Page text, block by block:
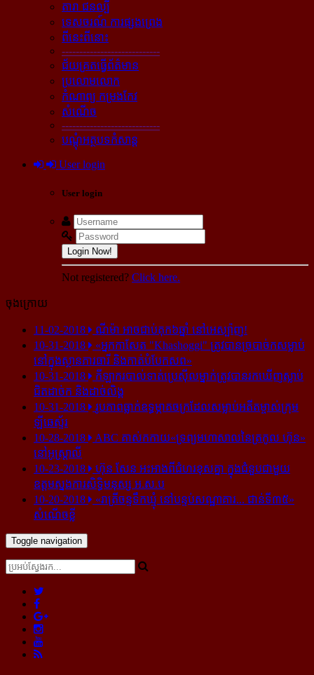
តារា ជនល្បី
ទេសចរណ៍ ការផ្សងព្រេង
ពីនេះពីនោះ
----------------------------
ជ័យគ្រតធ្វើព័ត៌មាន
ប្រលោមលោក
កំណាព្យ កម្រងកែវ
សំណើច
----------------------------
បណ្ដុំអត្ថបទកំសាន្ដ
User login
User login
Login Now!
Not registered? Click here.
ចុងក្រោយ
11-02-2018
ណីម៉ា អាច​ជាប់​គុក​៦ឆ្នាំ នៅ​អេស្ប៉ាញ!
10-31-2018
«អ្នក​កាសែត "Khashoggi" ត្រូវ​បាន​ច្របាច់ក​សម្លាប់​
នៅ​ក្នុង​ស្ថាន​ភារធារី និង​កាត់​បំបែក​សព»
10-31-2018
កីឡាករ​បាល់ទាត់​ប្រេស៊ីល​ម្នាក់​ត្រូវ​បាន​រក​ឃើញ​ស្លាប់​
ជិត​ដាច់ក និង​ដាច់​លិង្គ
10-31-2018
រូបភាព​ធ្លាក់​ឧទ្ធម្ភាគចក្រ​ដែល​សម្លាប់​អតីត​ម្ចាស់​ក្រុម​
ឡីឆេស្ទ័រ
10-28-2018
ABC គាស់​កកាយ​«ទ្រព្យមហាសាល​នៃ​ត្រកូល ហ៊ុន»​
នៅ​អូស្ត្រាលី
10-23-2018
ហ៊ុន សែន អះអាង​ពី​ជំហរ​ខុស​គ្នា ក្នុង​ជំនួប​ជាមួយ​
ឧត្តម​ស្នងការ​សិទ្ធិ​មនុស្ស អ.ស.ប
10-20-2018
«រាត្រីចន្ទទឹកឃ្មុំ នៅបន្ទប់សណ្ឋាគារ... ជាន់ទី៣៥»
សំណើចខ្លី
Toggle navigation